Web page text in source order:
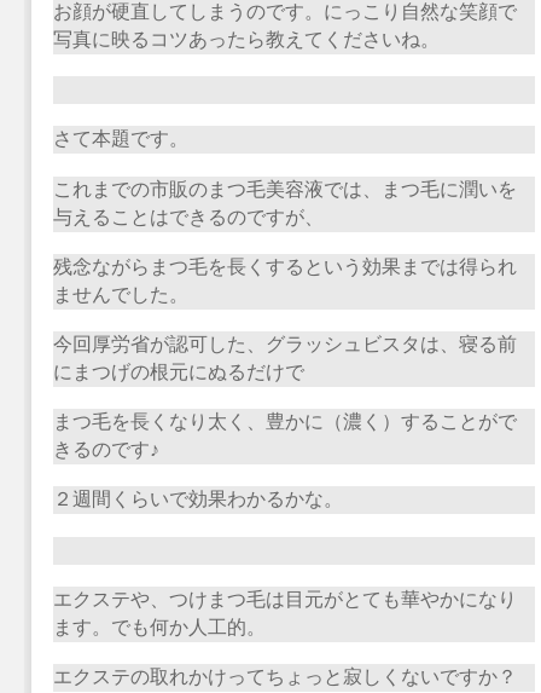
お顔が硬直してしまうのです。にっこり自然な笑顔で
写真に映るコツあったら教えてくださいね。
さて本題です。
これまでの市販のまつ毛美容液では、まつ毛に潤いを
与えることはできるのですが、
残念ながらまつ毛を長くするという効果までは得られ
ませんでした。
今回厚労省が認可した、グラッシュビスタは、寝る前
にまつげの根元にぬるだけで
まつ毛を長くなり太く、豊かに（濃く）することがで
きるのです♪
２週間くらいで効果わかるかな。
エクステや、つけまつ毛は目元がとても華やかになり
ます。でも何か人工的。
エクステの取れかけってちょっと寂しくないですか？